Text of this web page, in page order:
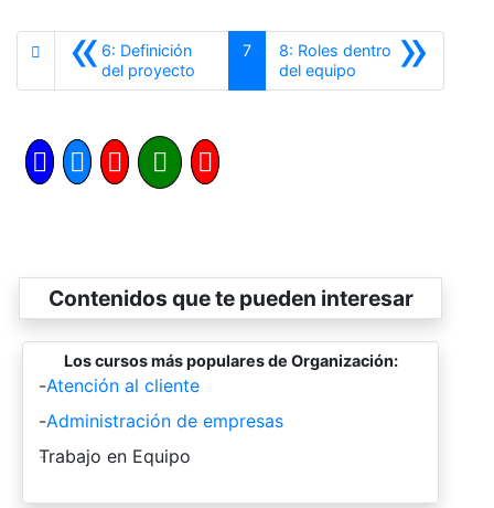
«6: Definición
del proyecto
7 »
8: Roles dentro
del equipo Siguiente
Contenidos que te pueden interesar
Los cursos más populares de Organización:
-Atención al cliente
-Administración de empresas
-
Trabajo en Equipo